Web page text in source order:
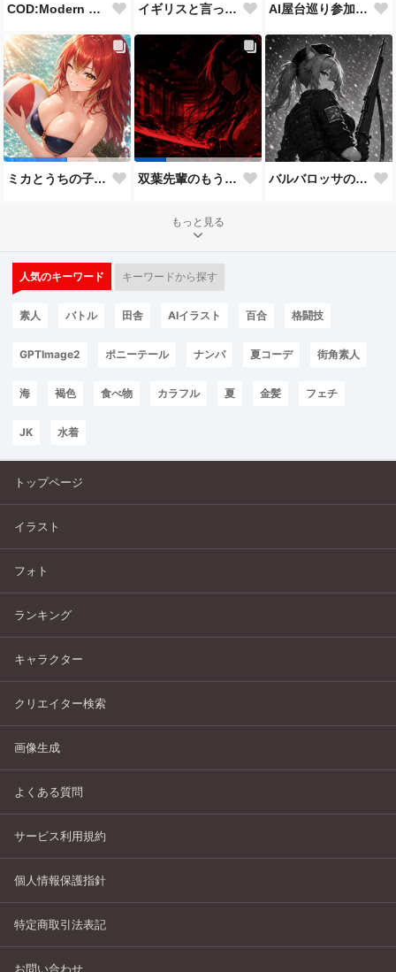
COD:Modern Warfare 3 "Goalpost" イギリスと言ったらこれだよな AI屋台巡り参加作品
ミカとうちの子8人目 双葉先輩のもう一つの顔３ バルバロッサの狙撃兵（Kar98バージョン）
もっと見る
人気のキーワード キーワードから探す
素人 バトル 田舎 AIイラスト 百合 格闘技
GPTImage2 ポニーテール ナンパ 夏コーデ 街角素人
海 褐色 食べ物 カラフル 夏 金髪 フェチ
JK 水着
トップページ
イラスト
フォト
ランキング
キャラクター
クリエイター検索
画像生成
よくある質問
サービス利用規約
個人情報保護指針
特定商取引法表記
お問い合わせ